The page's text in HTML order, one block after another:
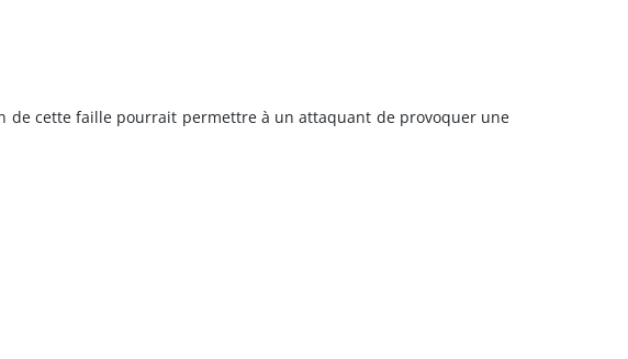
de cette faille pourrait permettre à un attaquant de provoquer une